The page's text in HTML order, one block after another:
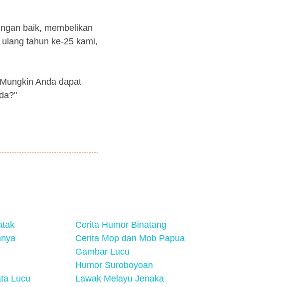
baik, membelikan
tahun ke-25 kami,
Anda dapat
Cerita Humor Binatang
Cerita Mop dan Mob Papua
Gambar Lucu
Humor Suroboyoan
Lucu Lawak Melayu Jenaka